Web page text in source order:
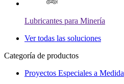
Lubricantes para Minería
Ver todas las soluciones
Categoría de productos
Proyectos Especiales a Medida